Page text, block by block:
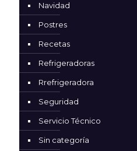
Navidad
Postres
Recetas
Refrigeradoras
Rrefrigeradora
Seguridad
Servicio Técnico
Sin categoría